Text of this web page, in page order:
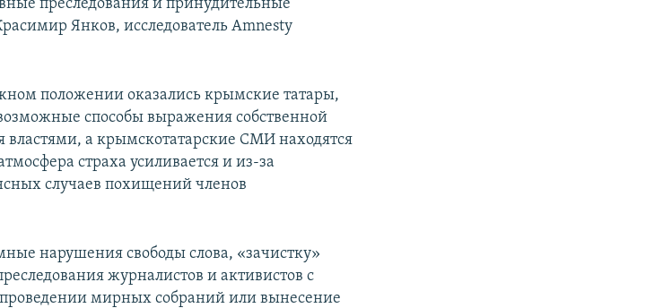
преследования и принудительные
Янков, исследователь Amnesty
положении оказались крымские татары,
способы выражения собственной
а крымскотатарские СМИ находятся
страха усиливается и из-за
случаев похищений членов
нарушения свободы слова, «зачистку»
журналистов и активистов с
мирных собраний или вынесение